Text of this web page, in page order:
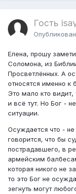
Гость
Елена, прошу
Соломона, из
Просветлённых. А
относятся именно к
Это мало кто видит,
и всё тут. Но Бог -
ситуации.
Осуждается что -
говорится, что бы
пострадавшего, в
армейским
которая никого не
то это Бог не
зегнуть могут